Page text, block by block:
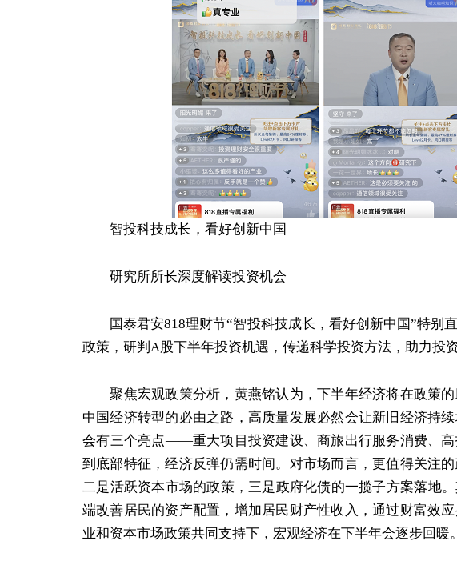
智投科技成长，看好创新中国
研究所所长深度解读投资机会
国泰君安818理财节“智投科技成长，看好创新中国”特别
政策，研判A股下半年投资机遇，传递科学投资方法，助力投
聚焦宏观政策分析，黄燕铭认为，下半年经济将在政策的
中国经济转型的必由之路，高质量发展必然会让新旧经济持
会有三个亮点——重大项目投资建设、商旅出行服务消费、
到底部特征，经济反弹仍需时间。对市场而言，更值得关注
二是活跃资本市场的政策，三是政府化债的一揽子方案落地
端改善居民的资产配置，增加居民财产性收入，通过财富效
业和资本市场政策共同支持下，宏观经济在下半年会逐步回暖。